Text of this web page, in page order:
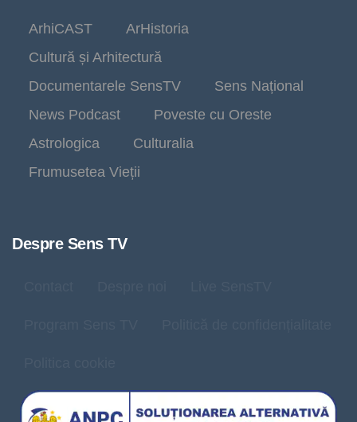
ArhiCAST
ArHistoria
Cultură și Arhitectură
Documentarele SensTV
Sens Național
News Podcast
Poveste cu Oreste
Astrologica
Culturalia
Frumusetea Vieții
Despre Sens TV